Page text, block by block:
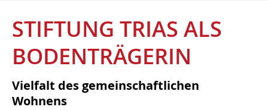
STIFTUNG TRIAS ALS
BODENTRÄGERIN
Vielfalt des gemeinschaftlichen
Wohnens